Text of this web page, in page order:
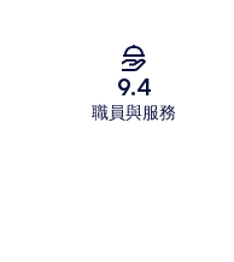
9.4
職員與服務